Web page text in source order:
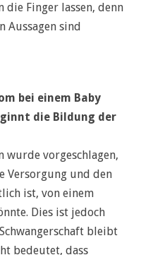
Finger lassen, denn
Aussagen sind
bei einem Baby
die Bildung der
wurde vorgeschlagen,
Versorgung und den
ist, von einem
Dies ist jedoch
bleibt
bedeutet, dass